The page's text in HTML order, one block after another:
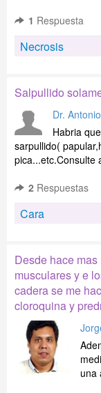
1 Respuesta
Necrosis
Salpullido
Dr.
Habria
sarpullido(
pica...etc.Consulte
2 Respuestas
Cara
Desde hace
musculares y e
cadera se me
cloroquina y
una